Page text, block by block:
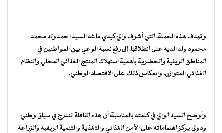
وتهدف هذه الحملة، التي أشرف والي كيدي ماغه السيد احمد ولد محمد
محمود ولد الديه على انطلاقها، إلى رفع نسبة الوعي بين المواطنين في
المناطق الريفية والحضرية بأهمية استهلاك المنتج الغذائي المحلي والنظام
الغذائي المتوازن، وانعكاس ذلك على الاقتصاد الوطني.
وأوضح السيد الوالي في كلمته بالمناسبة، أن هذه القافلة تندرج في سياق وطني
ودولي يركز اهتماماته على الأمن الغذائي والتغذية والتنمية الريفية والزراعة